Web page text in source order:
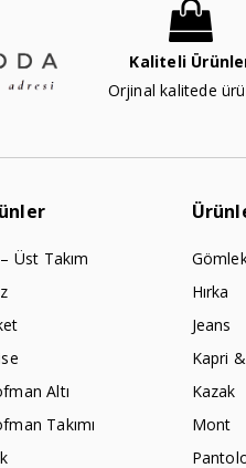
Kaliteli
Orjinal kalitede
Üst Takım
Altı
Takımı
Hırka
Jeans
Kapri
Kazak
Mont